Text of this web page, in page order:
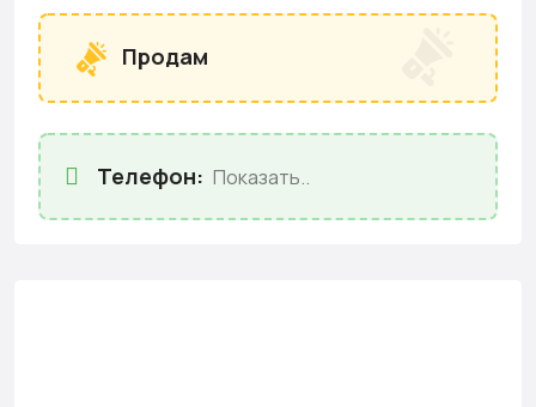
Продам
Телефон: Показать..